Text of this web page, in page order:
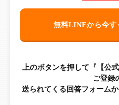
無料LINEから今
上のボタンを押して『【公
ご登録
送られてくる回答フォーム